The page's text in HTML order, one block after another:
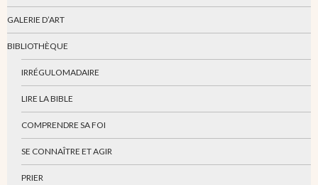
GALERIE D’ART
BIBLIOTHÈQUE
IRRÉGULOMADAIRE
LIRE LA BIBLE
COMPRENDRE SA FOI
SE CONNAÎTRE ET AGIR
PRIER